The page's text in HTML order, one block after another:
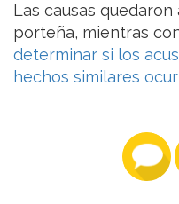
Las causas
porteña, mientras
determinar si los
hechos similares